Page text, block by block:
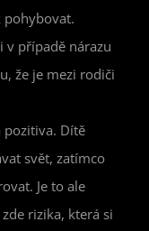
pohybovat.
v případě nárazu
že je mezi rodiči
pozitiva. Dítě
svět, zatímco
Je to ale
rizika, která si